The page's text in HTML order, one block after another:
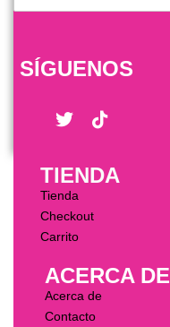
SÍGUENOS
TIENDA
Tienda
Checkout
Carrito
ACERCA DE
Acerca de
Contacto